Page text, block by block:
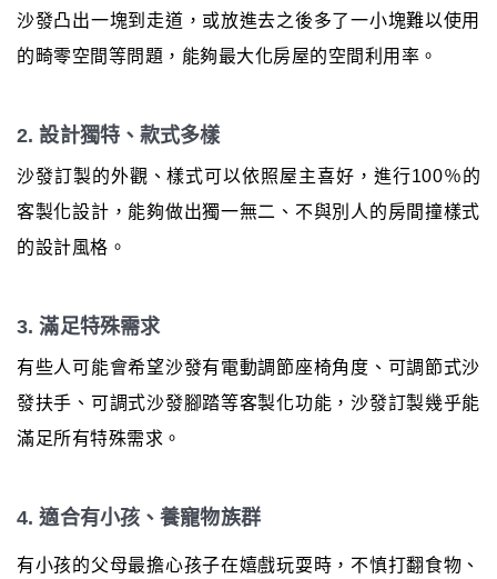
沙發凸出一塊到走道，或放進去之後多了一小塊難以使用
的畸零空間等問題，能夠最大化房屋的空間利用率。
2. 設計獨特、款式多樣
沙發訂製的外觀、樣式可以依照屋主喜好，進行100％的
客製化設計，能夠做出獨一無二、不與別人的房間撞樣式
的設計風格。
3. 滿足特殊需求
有些人可能會希望沙發有電動調節座椅角度、可調節式沙
發扶手、可調式沙發腳踏等客製化功能，沙發訂製幾乎能
滿足所有特殊需求。
4. 適合有小孩、養寵物族群
有小孩的父母最擔心孩子在嬉戲玩耍時，不慎打翻食物、